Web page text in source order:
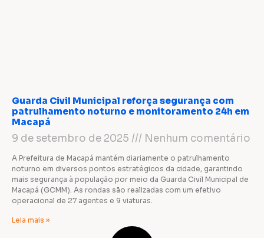
Guarda Civil Municipal reforça segurança com
patrulhamento noturno e monitoramento 24h em
Macapá
9 de setembro de 2025 Nenhum comentário
A Prefeitura de Macapá mantém diariamente o patrulhamento
noturno em diversos pontos estratégicos da cidade, garantindo
mais segurança à população por meio da Guarda Civil Municipal de
Macapá (GCMM). As rondas são realizadas com um efetivo
operacional de 27 agentes e 9 viaturas.
Leia mais »